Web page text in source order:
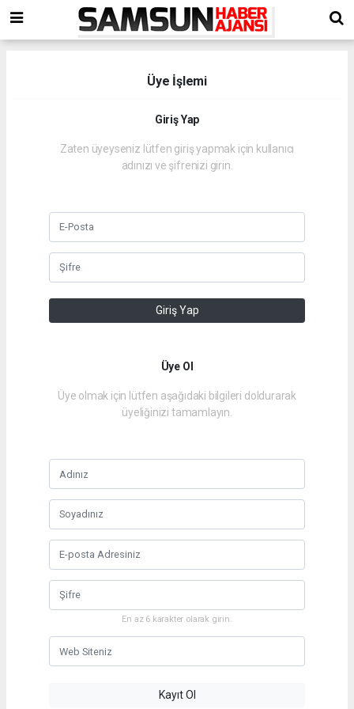
Üye İşlemi
Giriş Yap
Zaten üyeyseniz lütfen giriş yapmak için kullanıcı
adınızı ve şifrenizi girin.
Giriş Yap
Üye Ol
Üye olmak için lütfen aşağıdaki bilgileri doldurarak
üyeliğinizi tamamlayın.
En az 6 karakter olarak girin.
Kayıt Ol